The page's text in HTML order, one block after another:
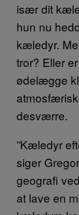
især dit
hun nu
kæledyr.
tror? Eller
ødelægge
desværre.
”Kæledyr
siger
geografi
at lave en